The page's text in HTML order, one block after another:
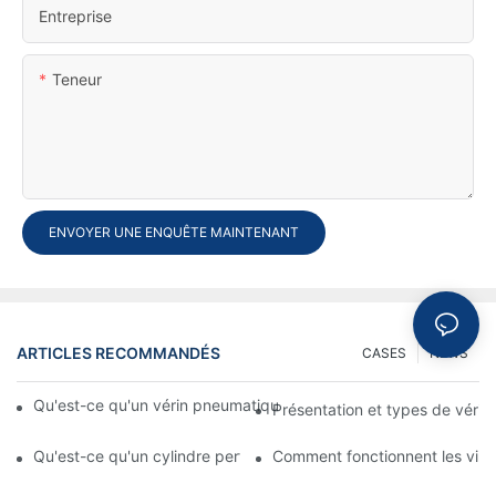
Entreprise
Teneur
ENVOYER UNE ENQUÊTE MAINTENANT
ARTICLES RECOMMANDÉS NEWS
CASES
Qu'est-ce qu'un vérin pneumatique ? Types, composants et
Présentation et types de
Qu'est-ce qu'un cylindre perforateur ? Caractéristiques et
Comment fonctionnent les